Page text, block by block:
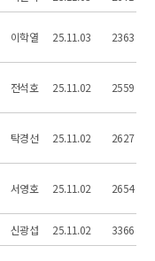
이학열 25.11.03 2363
전석호 25.11.02 2559
탁경선 25.11.02 2627
서영호 25.11.02 2654
신광섭 25.11.02 3366